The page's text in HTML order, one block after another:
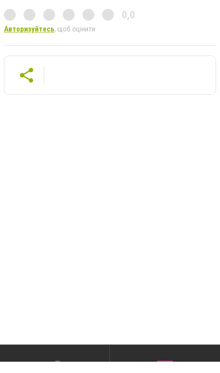
0,0
Авторизуйтесь, щоб оцінити